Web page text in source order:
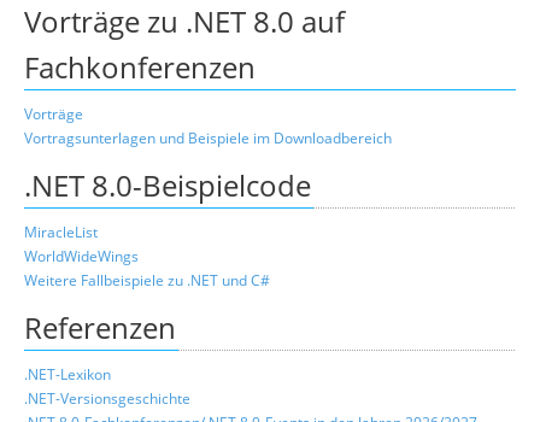
Vorträge zu .NET 8.0 auf
Fachkonferenzen
Vorträge
Vortragsunterlagen und Beispiele im Downloadbereich
.NET 8.0-Beispielcode
MiracleList
WorldWideWings
Weitere Fallbeispiele zu .NET und C#
Referenzen
.NET-Lexikon
.NET-Versionsgeschichte